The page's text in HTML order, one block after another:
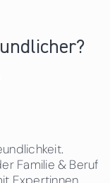
Familie & Beruf